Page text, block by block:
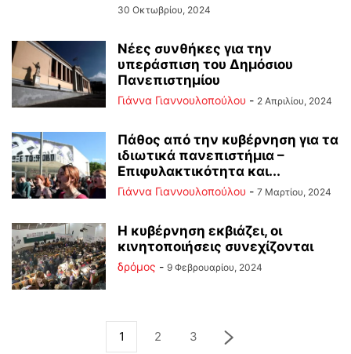
30 Οκτωβρίου, 2024
Νέες συνθήκες για την
υπεράσπιση του Δημόσιου
Πανεπιστημίου
Γιάννα Γιαννουλοπούλου - 2 Απριλίου, 2024
Πάθος από την κυβέρνηση για τα
ιδιωτικά πανεπιστήμια –
Επιφυλακτικότητα και...
Γιάννα Γιαννουλοπούλου - 7 Μαρτίου, 2024
Η κυβέρνηση εκβιάζει, οι
κινητοποιήσεις συνεχίζονται
δρόμος - 9 Φεβρουαρίου, 2024
1 2 3